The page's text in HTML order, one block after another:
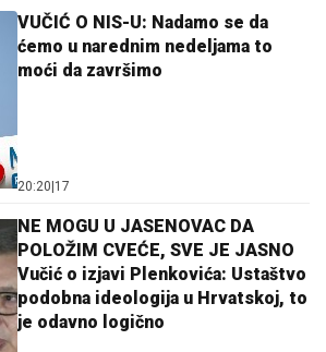
VUČIĆ O NIS-U: Nadamo se da
ćemo u narednim nedeljama to
moći da završimo
20:20 17
NE MOGU U JASENOVAC DA
POLOŽIM CVEĆE, SVE JE JASNO
Vučić o izjavi Plenkovića: Ustaštvo
podobna ideologija u Hrvatskoj, to
je odavno logično